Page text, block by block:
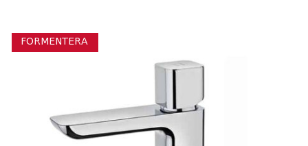
FORMENTERA